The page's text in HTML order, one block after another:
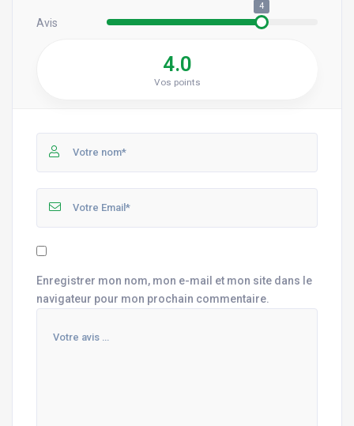
Avis
4
4.0
Vos points
Enregistrer mon nom, mon e-mail et mon site dans le
navigateur pour mon prochain commentaire.